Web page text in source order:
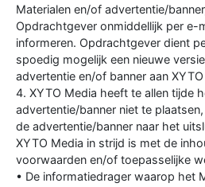
Materialen en/of advertentie/
Opdrachtgever onmiddellijk per e-
informeren. Opdrachtgever dient
spoedig mogelijk een nieuwe
advertentie en/of banner aan
4. XYTO Media heeft te allen tijde
advertentie/banner niet te
de advertentie/banner naar het
XYTO Media in strijd is met de
voorwaarden en/of toepasselijke
• De informatiedrager waarop het